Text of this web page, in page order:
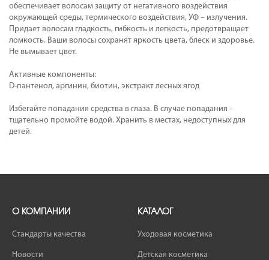
обеспечивает волосам защиту от негативного воздействия
окружающей среды, термического воздействия, УФ – излучения.
Придает волосам гладкость, гибкость и легкость, предотвращает
ломкость. Ваши волосы сохранят яркость цвета, блеск и здоровье.
Не вымывает цвет.
Активные компоненты:
D-пантенол, аргинин, биотин, экстракт лесных ягод
Избегайте попадания средства в глаза. В случае попадания -
тщательно промойте водой. Хранить в местах, недоступных для
детей.
О КОМПАНИИ
Стандарты качества
Новости
КАТАЛОГ
Уходовая косметика
Детская косметика